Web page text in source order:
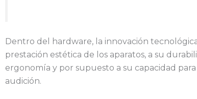
Dentro del hardware, la innovación
prestación estética de los aparatos, a su
ergonomía y por supuesto a su capacidad
audición.